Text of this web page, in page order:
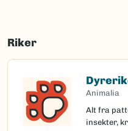
Riker
Animalia
Alt fra
insekter,